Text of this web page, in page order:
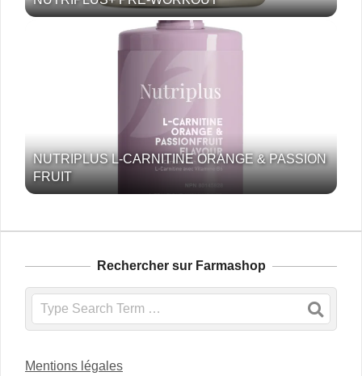
NUTRIPLUS L-CARNITINE ORANGE & PASSION
FRUIT
Rechercher sur Farmashop
Search
Mentions légales